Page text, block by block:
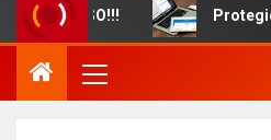
CURSO!!! Protegido: